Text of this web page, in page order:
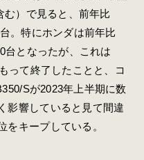
）で見ると、前年比
。特にホンダは前年比
台となったが、これは
って終了したことと、コ
Sが2023年上半期に数
影響していると見て間違
をキープしている。